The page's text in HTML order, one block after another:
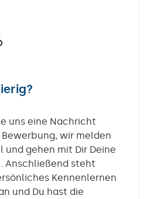
uns eine Nachricht
wir melden
und gehen mit Dir Deine
Anschließend steht
Kennenlernen
und Du hast die